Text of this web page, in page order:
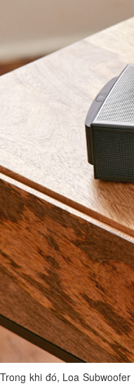
Trong khi đó, Loa Subwoofer